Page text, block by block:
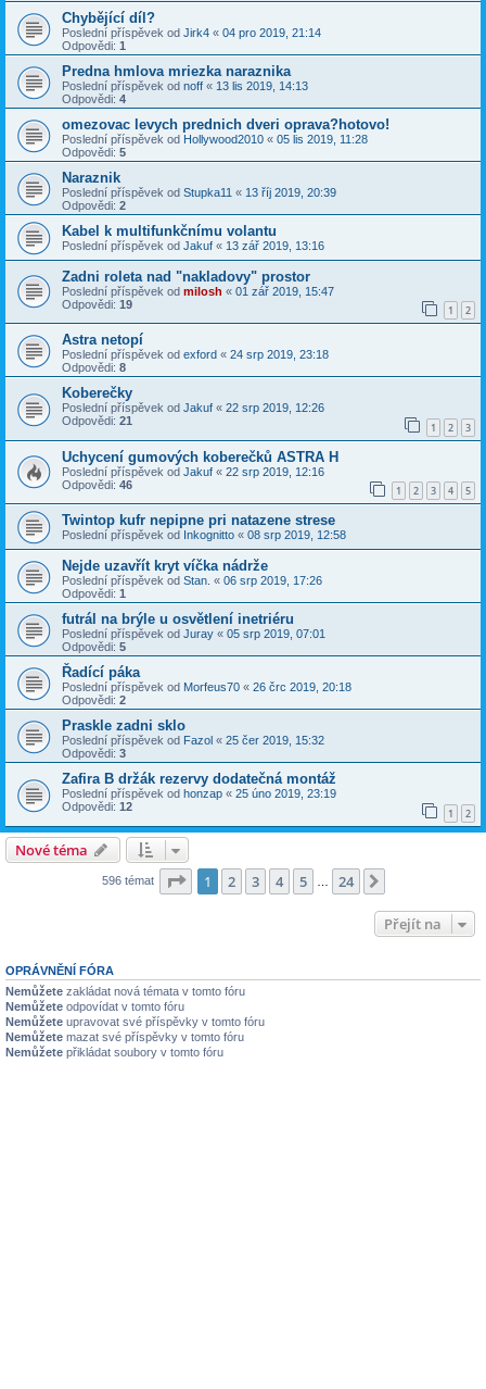
Chybějící díl?
Poslední příspěvek od Jirk4 « 04 pro 2019, 21:14
Odpovědi: 1
Predna hmlova mriezka naraznika
Poslední příspěvek od noff « 13 lis 2019, 14:13
Odpovědi: 4
omezovac levych prednich dveri oprava?hotovo!
Poslední příspěvek od Hollywood2010 « 05 lis 2019, 11:28
Odpovědi: 5
Naraznik
Poslední příspěvek od Stupka11 « 13 říj 2019, 20:39
Odpovědi: 2
Kabel k multifunkčnímu volantu
Poslední příspěvek od Jakuf « 13 zář 2019, 13:16
Zadni roleta nad "nakladovy" prostor
Poslední příspěvek od milosh « 01 zář 2019, 15:47
Odpovědi: 19 1 2
Astra netopí
Poslední příspěvek od exford « 24 srp 2019, 23:18
Odpovědi: 8
Koberečky
Poslední příspěvek od Jakuf « 22 srp 2019, 12:26
Odpovědi: 21 1 2 3
Uchycení gumových koberečků ASTRA H
Poslední příspěvek od Jakuf « 22 srp 2019, 12:16
Odpovědi: 46 1 2 3 4 5
Twintop kufr nepipne pri natazene strese
Poslední příspěvek od Inkognitto « 08 srp 2019, 12:58
Nejde uzavřít kryt víčka nádrže
Poslední příspěvek od Stan. « 06 srp 2019, 17:26
Odpovědi: 1
futrál na brýle u osvětlení inetriéru
Poslední příspěvek od Juray « 05 srp 2019, 07:01
Odpovědi: 5
Řadící páka
Poslední příspěvek od Morfeus70 « 26 črc 2019, 20:18
Odpovědi: 2
Praskle zadni sklo
Poslední příspěvek od Fazol « 25 čer 2019, 15:32
Odpovědi: 3
Zafira B držák rezervy dodatečná montáž
Poslední příspěvek od honzap « 25 úno 2019, 23:19
Odpovědi: 12 1 2
Nové téma
596 témat Stránka z 24
1 2 3 4 5 24
Přejít na
OPRÁVNĚNÍ FÓRA
Nemůžete zakládat nová témata v tomto fóru
Nemůžete odpovídat v tomto fóru
Nemůžete upravovat své příspěvky v tomto fóru
Nemůžete mazat své příspěvky v tomto fóru
Nemůžete přikládat soubory v tomto fóru